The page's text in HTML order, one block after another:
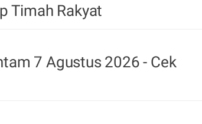
Timah Rakyat
7 Agustus 2026 - Cek